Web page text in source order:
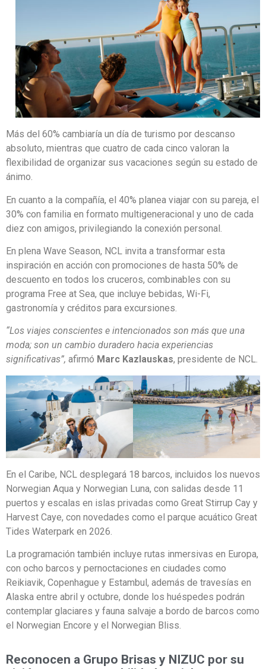
Más del 60% cambiaría un día de turismo por descanso
absoluto, mientras que cuatro de cada cinco valoran la
flexibilidad de organizar sus vacaciones según su estado de
ánimo.
En cuanto a la compañía, el 40% planea viajar con su pareja, el
30% con familia en formato multigeneracional y uno de cada
diez con amigos, privilegiando la conexión personal.
En plena Wave Season, NCL invita a transformar esta
inspiración en acción con promociones de hasta 50% de
descuento en todos los cruceros, combinables con su
programa Free at Sea, que incluye bebidas, Wi-Fi,
gastronomía y créditos para excursiones.
“Los viajes conscientes e intencionados son más que una
moda; son un cambio duradero hacia experiencias
significativas”, afirmó Marc Kazlauskas, presidente de NCL.
En el Caribe, NCL desplegará 18 barcos, incluidos los nuevos
Norwegian Aqua y Norwegian Luna, con salidas desde 11
puertos y escalas en islas privadas como Great Stirrup Cay y
Harvest Caye, con novedades como el parque acuático Great
Tides Waterpark en 2026.
La programación también incluye rutas inmersivas en Europa,
con ocho barcos y pernoctaciones en ciudades como
Reikiavik, Copenhague y Estambul, además de travesías en
Alaska entre abril y octubre, donde los huéspedes podrán
contemplar glaciares y fauna salvaje a bordo de barcos como
el Norwegian Encore y el Norwegian Bliss.
Reconocen a Grupo Brisas y NIZUC por su